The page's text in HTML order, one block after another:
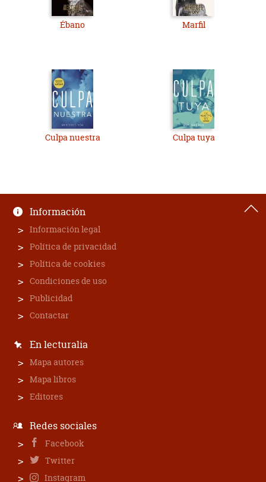
Ébano Marfil
Culpa nuestra Culpa tuya
Información
Información legal
Política de privacidad
Política de cookies
Condiciones de uso
Publicidad
Contactar
En lecturalia
Mapa autores
Mapa libros
Editores
Redes sociales
Facebook
Twitter
Instagram